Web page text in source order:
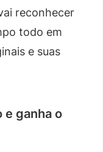
reconhecer
todo em
e suas
e ganha o